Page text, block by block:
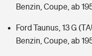
Benzin, Coupe, ab
Ford Taunus, 13 G
Benzin, Coupe, ab